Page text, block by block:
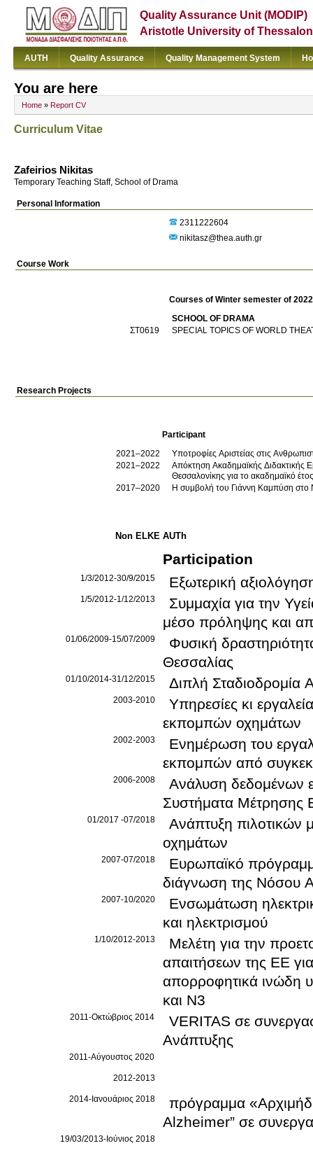
Quality Assurance Unit (MODIP)
Aristotle University of
AUTH Quality Assurance Quality Management System
You are here
Home » Report CV
Curriculum Vitae
Zafeirios Nikitas
Temporary Teaching Staff, School of Drama
Personal Information
2311222604
nikitasz@thea.auth.gr
Course Work
Courses of Winter semester of
SCHOOL OF DRAMA
ΣΤ0619
SPECIAL TOPICS OF WORLD
Research Projects
Participant
2021–2022
Υποτροφίες Αριστείας στις
2021–2022
Απόκτηση Ακαδημαϊκής Διδακτικής
Θεσσαλονίκης για το ακαδημαϊκό
2017–2020
Η συμβολή του Γιάννη Καμπύση στο
Non ELKE AUTh
Participation
1/3/2012-30/9/2015 Εξωτερική
1/5/2012-1/12/2013
Συμμαχία για την
μέσο πρόληψης και
01/06/2009-15/07/2009
Φυσική
Θεσσαλίας
01/10/2014-31/12/2015 Διπλή Σταδιοδρομία
2003-2010
Υπηρεσίες κι
εκπομπών οχημάτων
2002-2003
Ενημέρωση του
εκπομπών από
2006-2008
Ανάλυση δεδομένων
Συστήματα
01/2017 -07/2018
Ανάπτυξη πιλοτικών
οχημάτων
2007-07/2018 Ευρωπαϊκό πρόγραμμα
2007-10/2020
Ενσωμάτωση
και ηλεκτρισμού
1/10/2012-2013
Μελέτη για την
απαιτήσεων της ΕΕ
απορροφητικά ινώδη
και N3
2011-Οκτώβριος 2014
VERITAS σε
Ανάπτυξης
2011-Αύγουστος 2020
2012-2013
2014-Ιανουάριος 2018
πρόγραμμα
Alzheimer” σε
19/03/2013-Ιούνιος 2018